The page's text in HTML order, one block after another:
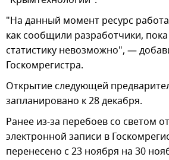
"На данный момент ресурс
как сообщили разработчики,
статистику невозможно", —
Госкомрегистра.
Открытие следующей
запланировано к 28 декабря.
Ранее из-за перебоев со светом
электронной записи в
перенесено с 23 ноября на 30